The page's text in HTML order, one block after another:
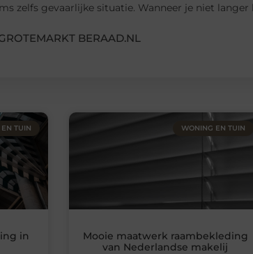
zelfs gevaarlijke situatie. Wanneer je niet
BERAAD.NL
TUIN
in
WONING EN TUIN
Mooie maatwerk raambekleding
van Nederlandse makelij